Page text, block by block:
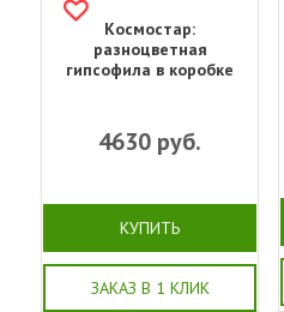
Космостар:
разноцветная
гипсофила в коробке
4630 руб.
КУПИТЬ
ЗАКАЗ В 1 КЛИК